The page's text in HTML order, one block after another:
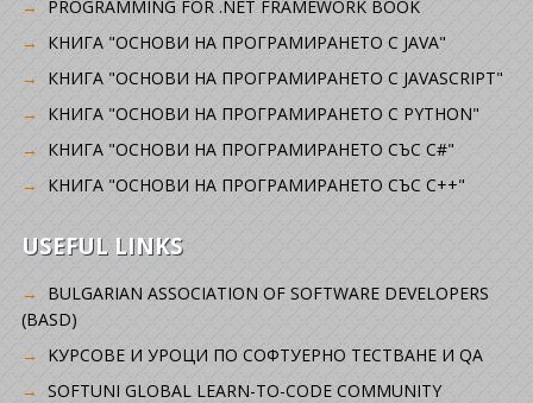
PROGRAMMING FOR .NET FRAMEWORK BOOK
КНИГА "ОСНОВИ НА ПРОГРАМИРАНЕТО С JAVA"
КНИГА "ОСНОВИ НА ПРОГРАМИРАНЕТО С JAVASCRIPT"
КНИГА "ОСНОВИ НА ПРОГРАМИРАНЕТО С PYTHON"
КНИГА "ОСНОВИ НА ПРОГРАМИРАНЕТО СЪС C#"
КНИГА "ОСНОВИ НА ПРОГРАМИРАНЕТО СЪС C++"
USEFUL LINKS
BULGARIAN ASSOCIATION OF SOFTWARE DEVELOPERS
(BASD)
KУРСОВЕ И УРОЦИ ПО СОФТУЕРНО ТЕСТВАНЕ И QA
SOFTUNI GLOBAL LEARN-TO-CODE COMMUNITY